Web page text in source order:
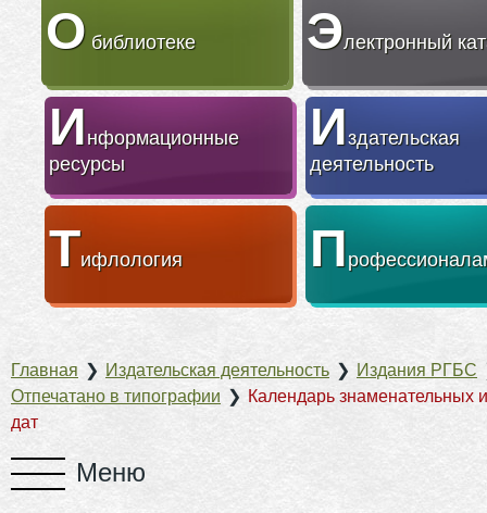
О библиотеке Электронный
Информационные
ресурсы
Издательская
деятельность
Тифлология П
Главная ❯ Издательская деятельность ❯ Издания РГБС
Отпечатано в типографии ❯ Календарь знаменательных
дат